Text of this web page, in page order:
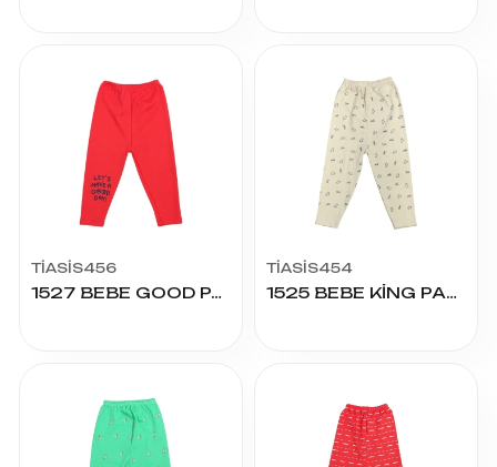
TİASİS456
1527 BEBE GOOD PANTOLON
TİASİS454
1525 BEBE KİNG PANTOLON